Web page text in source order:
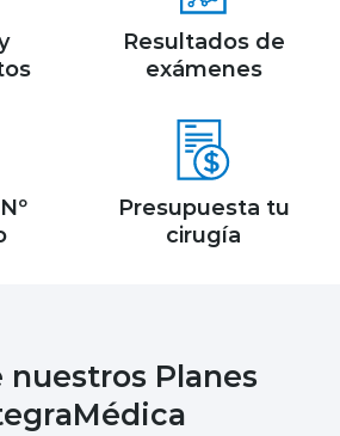
Resultados de
exámenes
Presupuesta tu
cirugía
nuestros Planes